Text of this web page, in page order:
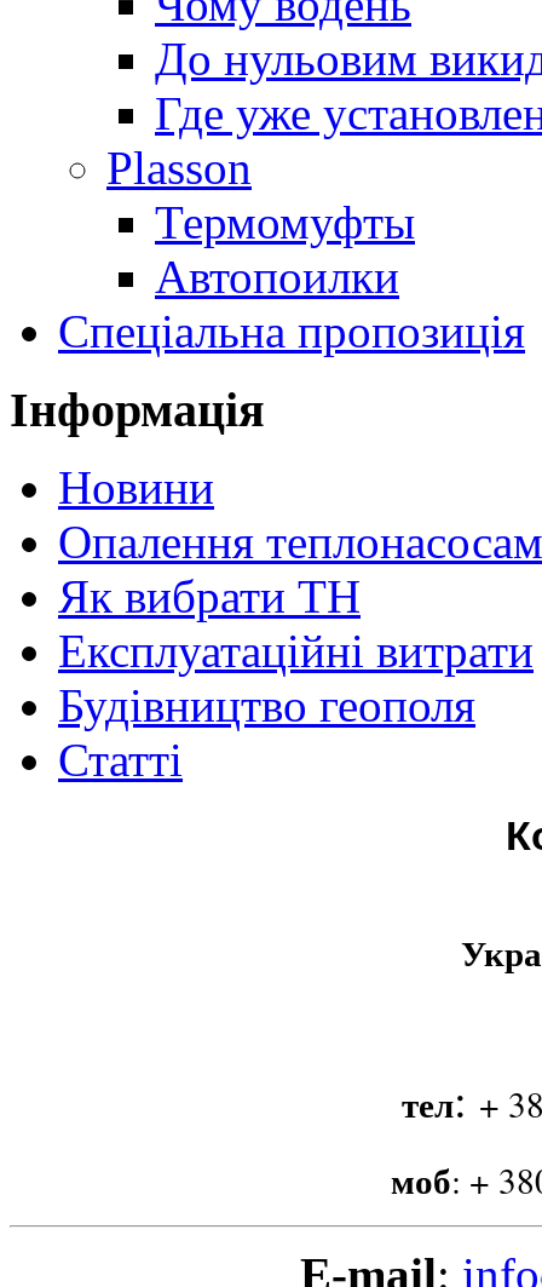
До нульовим
Где уже
Plasson
Термомуфты
Автопоилки
Спеціальна пропозиція
Інформація
Новини
Опалення
Як вибрати ТН
Експлуатаційні витрати
Будівництво геополя
Статті
тел: +
моб: +
E-mail: info